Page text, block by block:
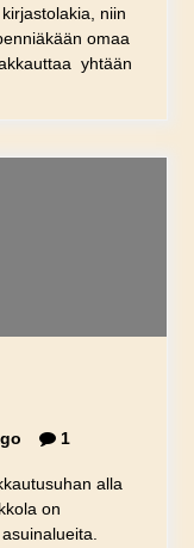
niin
omaa
yhtään
1
alla
on